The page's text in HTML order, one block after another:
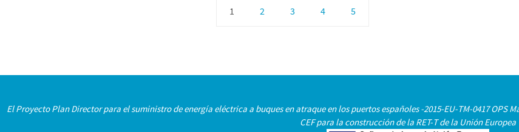
1 2 3 4 5
El Proyecto Plan Director para el suministro de energía eléctrica a buques en atraque en los puertos españoles -2015-EU-TM-0417
CEF para la construcción de la RET-T de la Unión Europea